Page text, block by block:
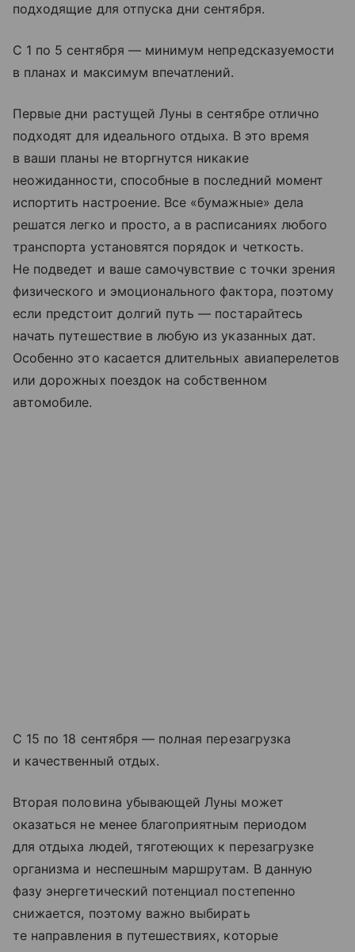
подходящие для отпуска дни сентября.
С 1 по 5 сентября — минимум непредсказуемости
в планах и максимум впечатлений.
Первые дни растущей Луны в сентябре отлично
подходят для идеального отдыха. В это время
в ваши планы не вторгнутся никакие
неожиданности, способные в последний момент
испортить настроение. Все «бумажные» дела
решатся легко и просто, а в расписаниях любого
транспорта установятся порядок и четкость.
Не подведет и ваше самочувствие с точки зрения
физического и эмоционального фактора, поэтому
если предстоит долгий путь — постарайтесь
начать путешествие в любую из указанных дат.
Особенно это касается длительных авиаперелетов
или дорожных поездок на собственном
автомобиле.
С 15 по 18 сентября — полная перезагрузка
и качественный отдых.
Вторая половина убывающей Луны может
оказаться не менее благоприятным периодом
для отдыха людей, тяготеющих к перезагрузке
организма и неспешным маршрутам. В данную
фазу энергетический потенциал постепенно
снижается, поэтому важно выбирать
те направления в путешествиях, которые